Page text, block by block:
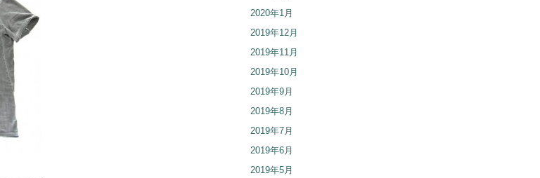
2020年1月
2019年12月
2019年11月
2019年10月
2019年9月
2019年8月
2019年7月
2019年6月
2019年5月